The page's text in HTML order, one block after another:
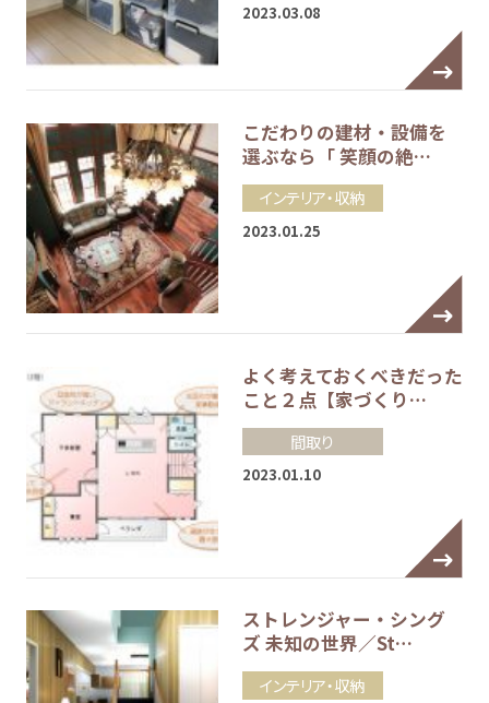
2023.03.08
こだわりの建材・設備を
選ぶなら「 笑顔の絶…
インテリア・収納
2023.01.25
よく考えておくべきだった
こと２点【家づくり…
間取り
2023.01.10
ストレンジャー・シング
ズ 未知の世界／St…
インテリア・収納